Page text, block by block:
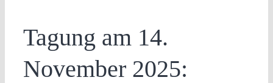
Tagung am 14.
November 2025: